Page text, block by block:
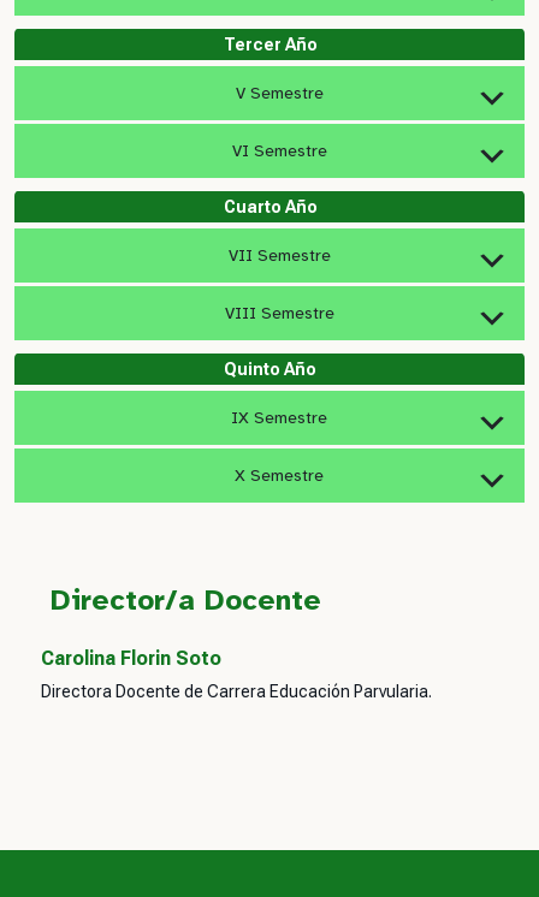
Tercer Año
V Semestre
VI Semestre
Cuarto Año
VII Semestre
VIII Semestre
Quinto Año
IX Semestre
X Semestre
Director/a Docente
Carolina Florin Soto
Directora Docente de Carrera Educación Parvularia.